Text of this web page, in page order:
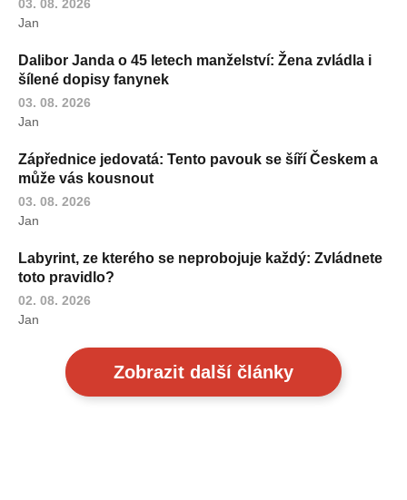
03. 08. 2026
Jan
Dalibor Janda o 45 letech manželství: Žena zvládla i
šílené dopisy fanynek
03. 08. 2026
Jan
Zápřednice jedovatá: Tento pavouk se šíří Českem a
může vás kousnout
03. 08. 2026
Jan
Labyrint, ze kterého se neprobojuje každý: Zvládnete
toto pravidlo?
02. 08. 2026
Jan
Zobrazit další články